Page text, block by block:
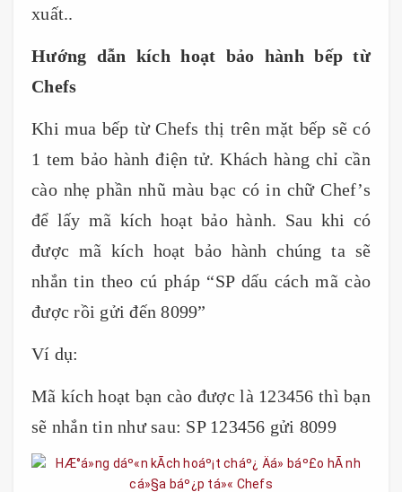
xuất..
Hướng dẫn kích hoạt bảo hành bếp từ
Chefs
Khi mua bếp từ Chefs thị trên mặt bếp sẽ có
1 tem bảo hành điện tử. Khách hàng chỉ cần
cào nhẹ phần nhũ màu bạc có in chữ Chef’s
để lấy mã kích hoạt bảo hành. Sau khi có
được mã kích hoạt bảo hành chúng ta sẽ
nhắn tin theo cú pháp “SP dấu cách mã cào
được rồi gửi đến 8099”
Ví dụ:
Mã kích hoạt bạn cào được là 123456 thì bạn
sẽ nhắn tin như sau: SP 123456 gửi 8099